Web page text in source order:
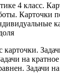
4 класс.
Карточки